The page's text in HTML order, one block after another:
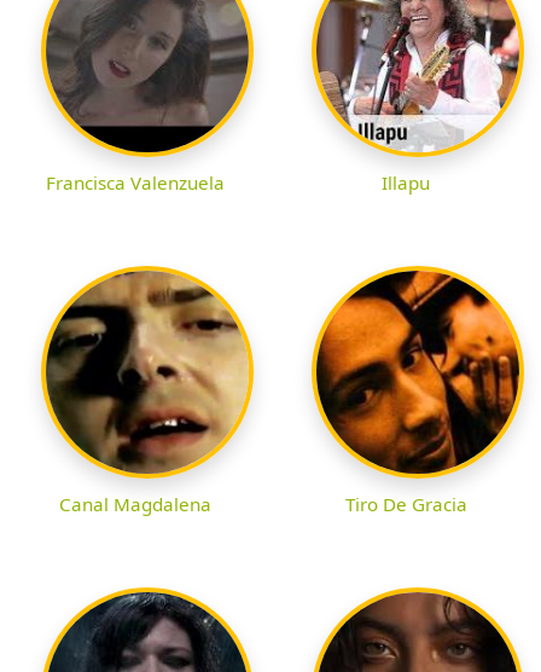
Francisca Valenzuela Illapu
Canal Magdalena Tiro De Gracia